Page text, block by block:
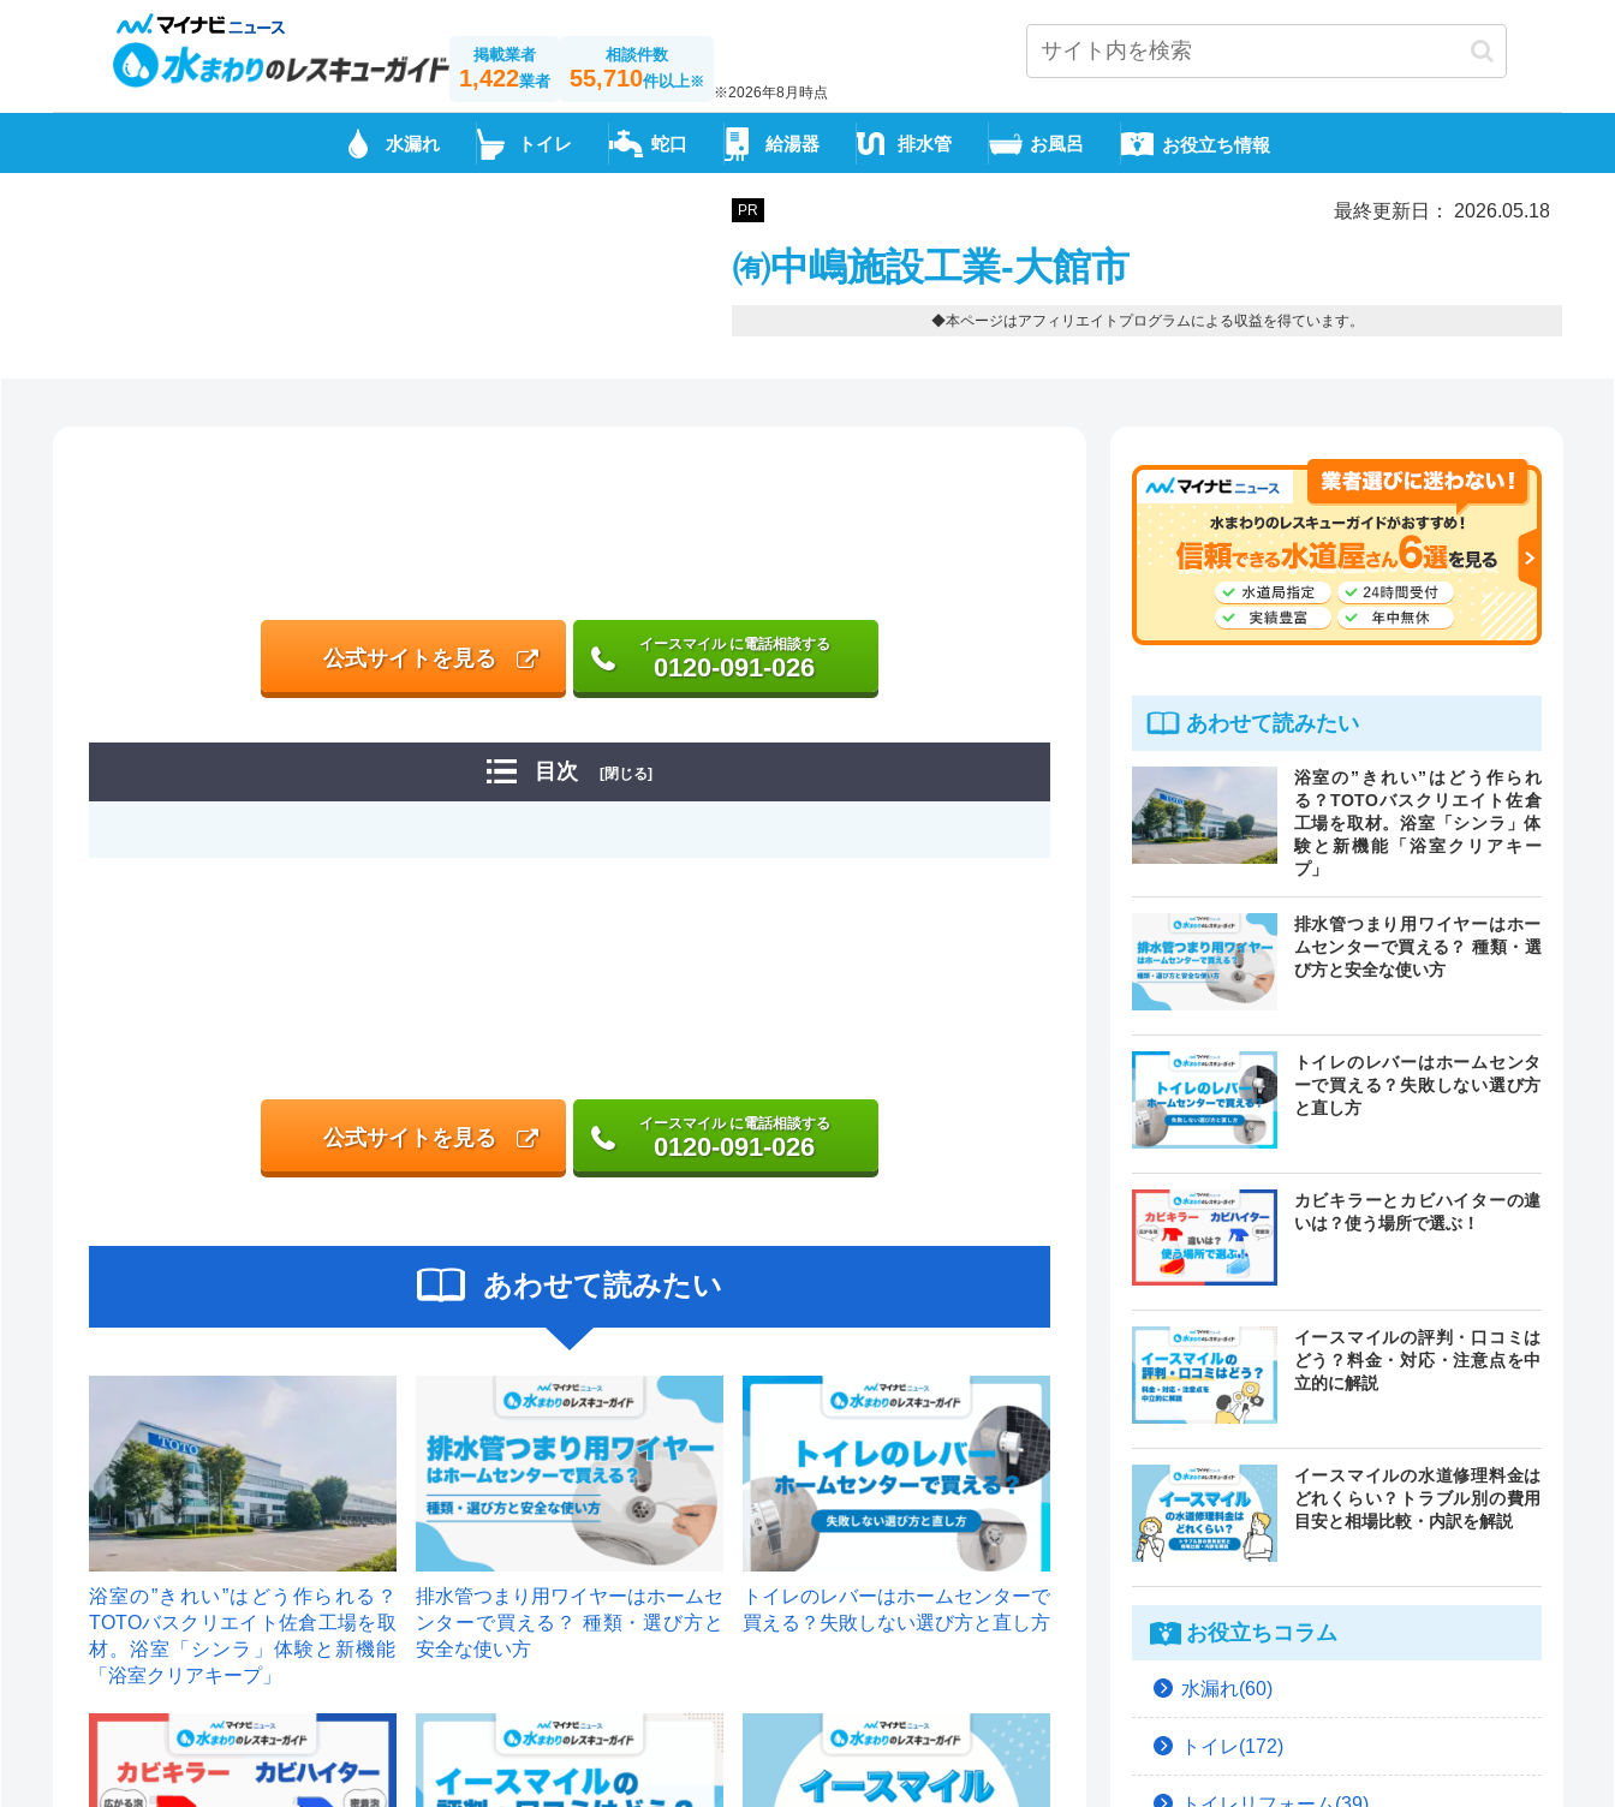
掲載業者
1,422業者
相談件数
55,710件以上※
※2026年8月時点
水漏れ トイレ 蛇口 給湯器 排水管 お風呂 お役立ち情報
PR 最終更新日： 2026.05.18
㈲中嶋施設工業-大館市
◆本ページはアフィリエイトプログラムによる収益を得ています。
公式サイトを見る
イースマイル に電話相談する
0120-091-026
目次 [閉じる]
公式サイトを見る
イースマイル に電話相談する
0120-091-026
あわせて読みたい
浴室の”きれい”はどう作られる？
TOTOバスクリエイト佐倉工場を取
材。浴室「シンラ」体験と新機能
「浴室クリアキープ」
排水管つまり用ワイヤーはホームセ
ンターで買える？ 種類・選び方と
安全な使い方
トイレのレバーはホームセンターで
買える？失敗しない選び方と直し方
あわせて読みたい
浴室の”きれい”はどう作られ
る？TOTOバスクリエイト佐倉
工場を取材。浴室「シンラ」体
験と新機能「浴室クリアキー
プ」
排水管つまり用ワイヤーはホー
ムセンターで買える？ 種類・選
び方と安全な使い方
トイレのレバーはホームセンタ
ーで買える？失敗しない選び方
と直し方
カビキラーとカビハイターの違
いは？使う場所で選ぶ！
イースマイルの評判・口コミは
どう？料金・対応・注意点を中
立的に解説
イースマイルの水道修理料金は
どれくらい？トラブル別の費用
目安と相場比較・内訳を解説
お役立ちコラム
水漏れ(60)
トイレ(172)